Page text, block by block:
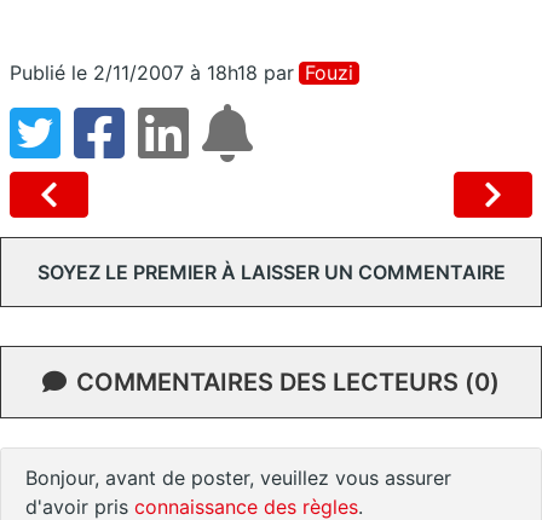
Publié le 2/11/2007 à 18h18 par Fouzi
SOYEZ LE PREMIER À LAISSER UN COMMENTAIRE
COMMENTAIRES DES LECTEURS (0)
Bonjour, avant de poster, veuillez vous assurer
d'avoir pris connaissance des règles.